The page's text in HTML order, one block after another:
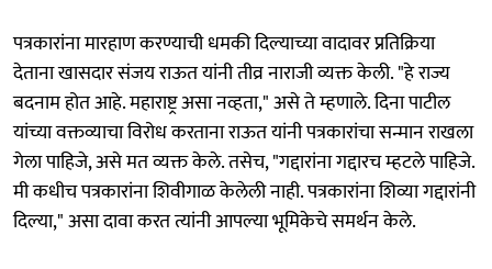
पत्रकारांना मारहाण करण्याची धमकी दिल्याच्या वादावर प्रतिक्रिया
देताना खासदार संजय राऊत यांनी तीव्र नाराजी व्यक्त केली. "हे राज्य
बदनाम होत आहे. महाराष्ट्र असा नव्हता," असे ते म्हणाले. दिना पाटील
यांच्या वक्तव्याचा विरोध करताना राऊत यांनी पत्रकारांचा सन्मान राखला
गेला पाहिजे, असे मत व्यक्त केले. तसेच, "गद्दारांना गद्दारच म्हटले पाहिजे.
मी कधीच पत्रकारांना शिवीगाळ केलेली नाही. पत्रकारांना शिव्या गद्दारांनी
दिल्या," असा दावा करत त्यांनी आपल्या भूमिकेचे समर्थन केले.